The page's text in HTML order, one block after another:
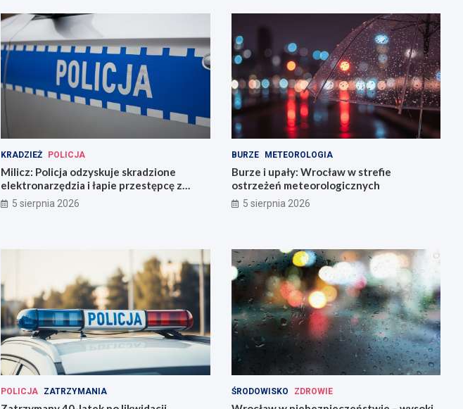
KRADZIEŻ POLICJA
Milicz: Policja odzyskuje skradzione
elektronarzędzia i łapie przestępcę z
narkotykami
5 sierpnia 2026
BURZE METEOROLOGIA
Burze i upały: Wrocław w strefie
ostrzeżeń meteorologicznych
5 sierpnia 2026
POLICJA ZATRZYMANIA ŚRODOWISKO ZDROWIE